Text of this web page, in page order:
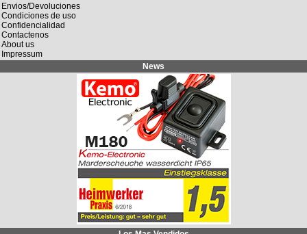
Envios/Devoluciones
Condiciones de uso
Confidencialidad
Contactenos
About us
Impressum
News